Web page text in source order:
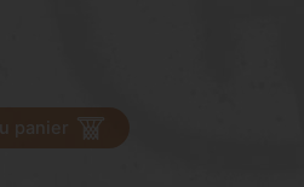
panier